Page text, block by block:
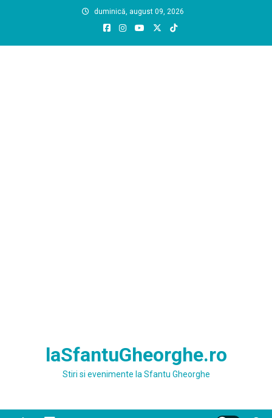
duminică, august 09, 2026
laSfantuGheorghe.ro
Stiri si evenimente la Sfantu Gheorghe